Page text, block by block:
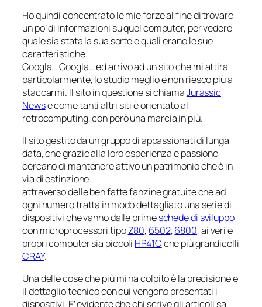
Ho quindi concentrato le mie forze al fine di trovare
un po’ di informazioni su quel computer, per vedere
quale sia stata la sua sorte e quali erano le sue
caratteristiche.
Googla… Googla… ed arrivo ad un sito che mi attira
particolarmente, lo studio meglio e non riesco più a
staccarmi. Il sito in questione si chiamaJurassic
Newse come tanti altri siti è orientato al
retrocomputing, con però una marcia in più.
Il sito gestito da un gruppo di appassionati di lunga
data, che grazie alla loro esperienza e passione
cercano di mantenere attivo un patrimonio che è in
via di estinzione
attraverso delle ben fatte fanzine gratuite che ad
ogni numero tratta in modo dettagliato una serie di
dispositivi che vanno dalle primeschede di sviluppo
con microprocessori tipoZ80, 6502,6800, ai veri e
propri computer sia piccoli HP41Cche più grandicelli
CRAY.
Una delle cose che più mi ha colpito è la precisione e
il dettaglio tecnico con cui vengono presentati i
dispositivi. E’ evidente che chi scrive gli articoli sa